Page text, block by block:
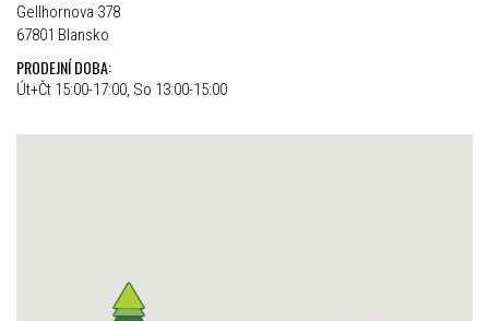
Gellhornova 378
67801 Blansko
PRODEJNÍ DOBA:
Út+Čt 15:00-17:00, So 13:00-15:00